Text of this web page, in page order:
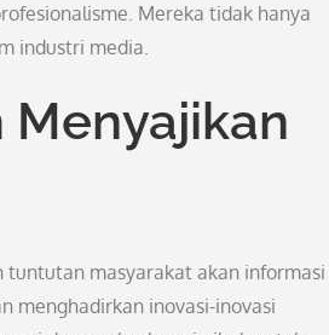
Mereka tidak hanya
industri media.
Menyajikan
tuntutan masyarakat akan informasi
menghadirkan inovasi-inovasi